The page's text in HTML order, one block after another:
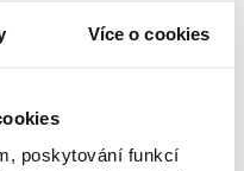
Více o cookies
poskytování funkcí